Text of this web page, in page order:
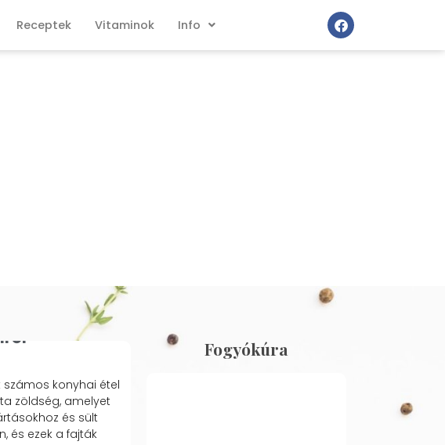
Receptek Vitaminok Info
konyhai étel
zöldség, amelyet
és sült
és ezek a fajták
Fogyókúra